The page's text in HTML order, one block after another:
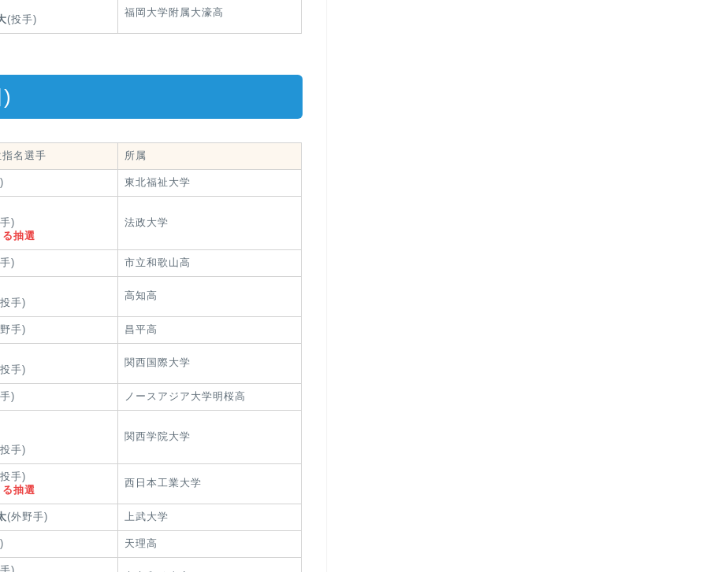
(投手)
福岡大学附属大濠高
名選手 所属
東北福祉大学
)
抽選
法政大学
) 市立和歌山高
手)
高知高
手) 昌平高
手)
関西国際大学
) ノースアジア大学明桜高
手)
関西学院大学
手)
抽選
西日本工業大学
(外野手) 上武大学
天理高